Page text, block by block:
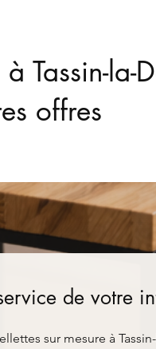
Tassin-la-
offres
de votre
sur mesure à